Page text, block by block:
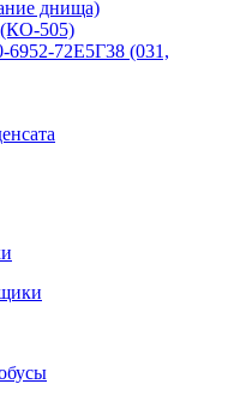
днища)
505)
72Е5Г38 (031,